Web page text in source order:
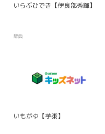
いらぶひでき【伊良部秀輝】
辞典
いもがゆ【芋粥】